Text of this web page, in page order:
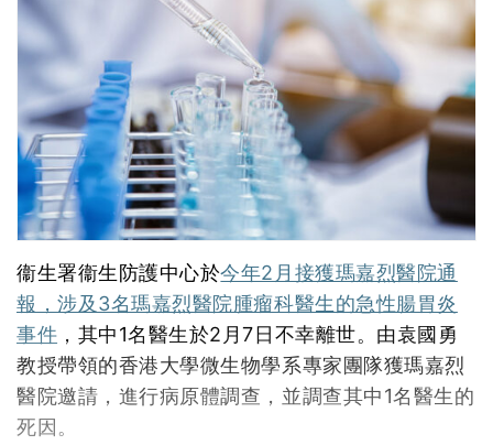
衞生署衞生防護中心於今年2月接獲瑪嘉烈醫院通
報，涉及3名瑪嘉烈醫院腫瘤科醫生的急性腸胃炎
事件 ，其中1名醫生於2月7日不幸離世。由袁國勇
教授帶領的香港大學微生物學系專家團隊獲瑪嘉烈
醫院邀請，進行病原體調查，並調查其中1名醫生的
死因。